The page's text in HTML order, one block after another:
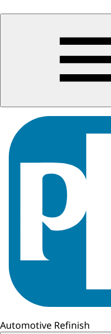
Automotive Refinish